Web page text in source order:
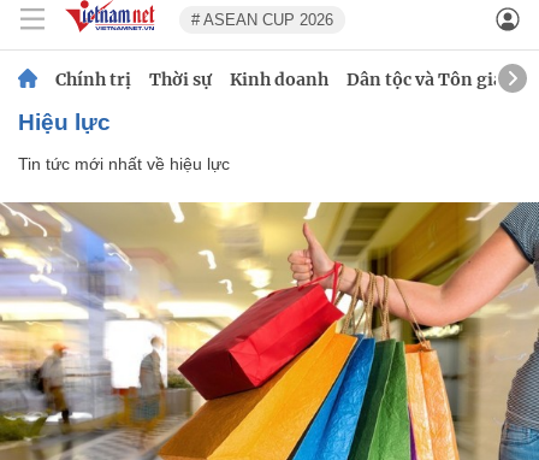
# ASEAN CUP 2026
Chính trị Thời sự Kinh doanh Dân tộc và Tôn giáo
hiệu lực
Tin tức mới nhất về hiệu lực